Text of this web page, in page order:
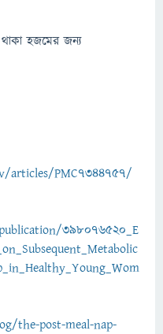
হজমের জন্য
articles/PMC7344757/
398076520_E
the-post-meal-nap-